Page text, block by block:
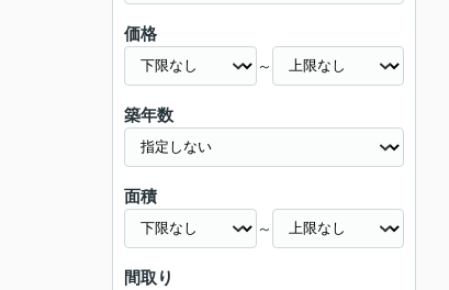
価格
～
築年数
面積
～
間取り